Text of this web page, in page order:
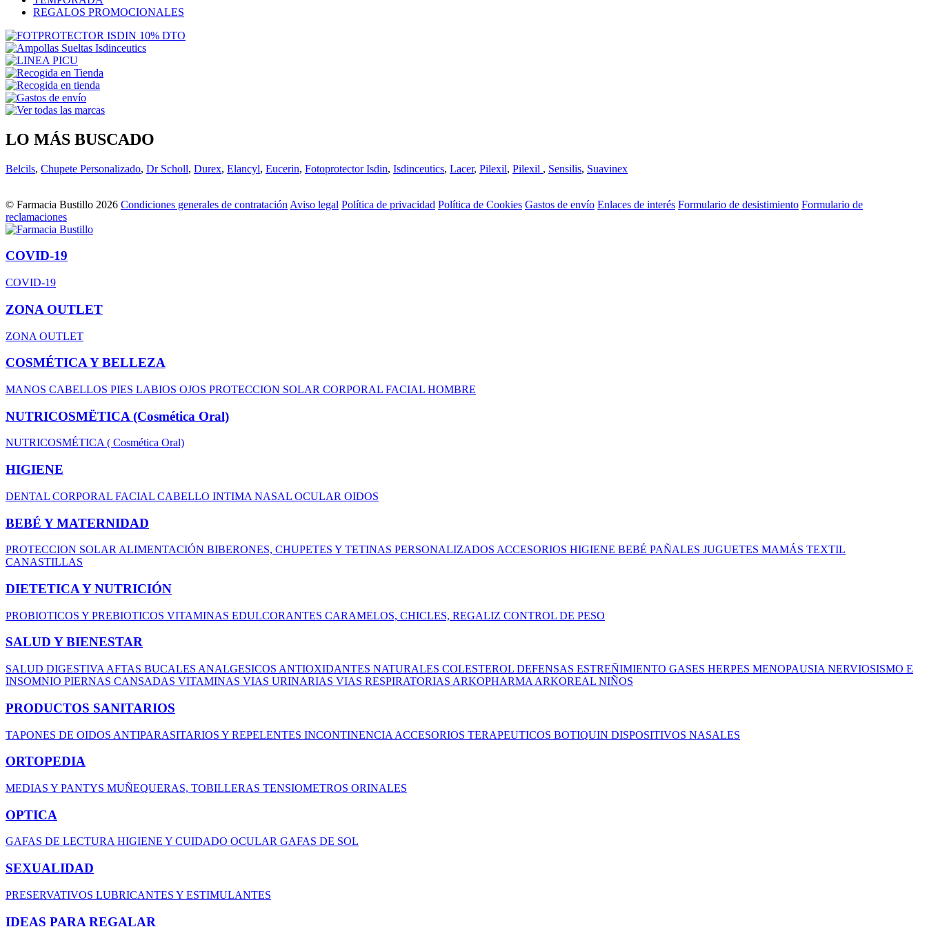
REGALOS PROMOCIONALES
LO MÁS BUSCADO
Belcils, Chupete Personalizado, Dr Scholl, Durex, Elancyl, Eucerin, Fotoprotector Isdin, Isdinceutics, Lacer, Pilexil, Pilexil , Sensilis, Suavinex
© Farmacia Bustillo 2026 Condiciones generales de contratación Aviso legal Política de privacidad Política de Cookies Gastos de envío Enlaces de interés Formulario de desistimiento Formulario de
reclamaciones
COVID-19
COVID-19
ZONA OUTLET
ZONA OUTLET
COSMÉTICA Y BELLEZA
MANOS CABELLOS PIES LABIOS OJOS PROTECCION SOLAR CORPORAL FACIAL HOMBRE
NUTRICOSMËTICA (Cosmética Oral)
NUTRICOSMÉTICA ( Cosmética Oral)
HIGIENE
DENTAL CORPORAL FACIAL CABELLO INTIMA NASAL OCULAR OIDOS
BEBÉ Y MATERNIDAD
PROTECCION SOLAR ALIMENTACIÓN BIBERONES, CHUPETES Y TETINAS PERSONALIZADOS ACCESORIOS HIGIENE BEBÉ PAÑALES JUGUETES MAMÁS TEXTIL
CANASTILLAS
DIETETICA Y NUTRICIÓN
PROBIOTICOS Y PREBIOTICOS VITAMINAS EDULCORANTES CARAMELOS, CHICLES, REGALIZ CONTROL DE PESO
SALUD Y BIENESTAR
SALUD DIGESTIVA AFTAS BUCALES ANALGESICOS ANTIOXIDANTES NATURALES COLESTEROL DEFENSAS ESTREÑIMIENTO GASES HERPES MENOPAUSIA NERVIOSISMO E
INSOMNIO PIERNAS CANSADAS VITAMINAS VIAS URINARIAS VIAS RESPIRATORIAS ARKOPHARMA ARKOREAL NIÑOS
PRODUCTOS SANITARIOS
TAPONES DE OIDOS ANTIPARASITARIOS Y REPELENTES INCONTINENCIA ACCESORIOS TERAPEUTICOS BOTIQUIN DISPOSITIVOS NASALES
ORTOPEDIA
MEDIAS Y PANTYS MUÑEQUERAS, TOBILLERAS TENSIOMETROS ORINALES
OPTICA
GAFAS DE LECTURAHIGIENE Y CUIDADO OCULAR GAFAS DE SOL
SEXUALIDAD
PRESERVATIVOS LUBRICANTES Y ESTIMULANTES
IDEAS PARA REGALAR